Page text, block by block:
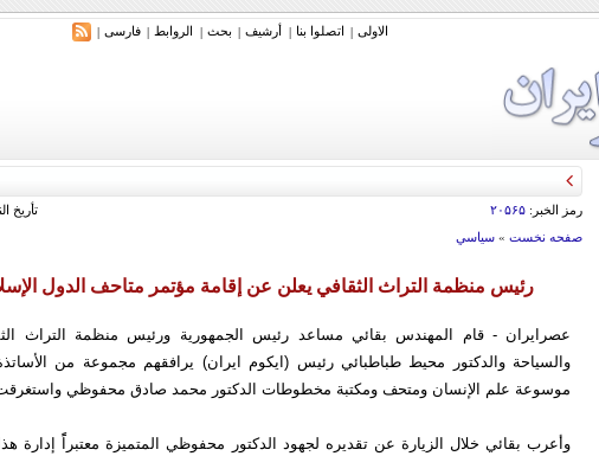
الاولی | اتصلوا بنا | أرشیف | بحث | الروابط | فارسی |
رمز الخبر: ۲۰۵۶۵ تأريخ
صفحه نخست» سياسي
رئيس منظمة التراث الثقافي يعلن عن إقامة مؤتمر متاحف الدول
عصرایران - قام المهندس بقائي مساعد رئيس الجمهورية ورئيس منظمة التراث
والسياحة والدكتور محيط طباطبائي رئيس (ايكوم ايران) يرافقهم مجموعة من الأساتذة
موسوعة علم الإنسان ومتحف ومكتبة مخطوطات الدكتور محمد صادق محفوظي
وأعرب بقائي خلال الزيارة عن تقديره لجهود الدكتور محفوظي المتميزة معتبراًً إدارة